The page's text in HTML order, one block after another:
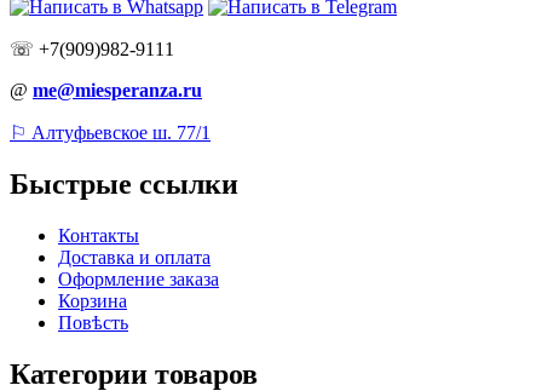
☏ +7(909)982-9111
@ me@miesperanza.ru
⚐ Алтуфьевское ш. 77/1
Быстрые ссылки
Контакты
Доставка и оплата
Оформление заказа
Корзина
Повѣсть
Категории товаров